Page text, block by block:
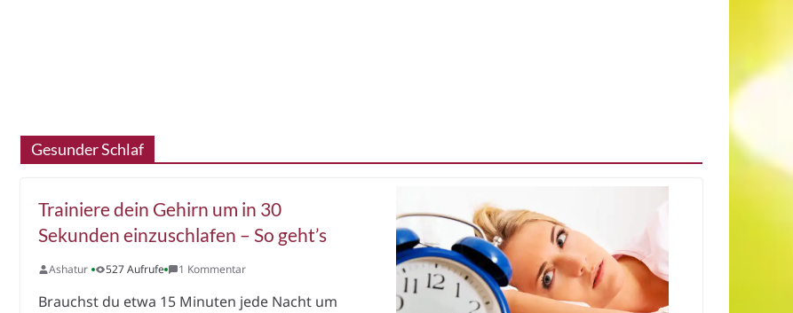
Gesunder Schlaf
Trainiere dein Gehirn um in 30
Sekunden einzuschlafen – So geht’s
Ashatur 527 Aufrufe 1 Kommentar
Brauchst du etwa 15 Minuten jede Nacht um